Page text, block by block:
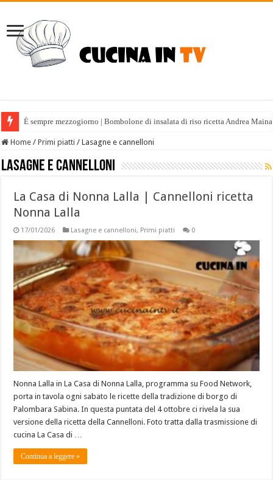
È sempre mezzogiorno | Bombolone di insalata di riso ricetta Andrea
Home / Primi piatti / Lasagne e cannelloni
Lasagne e cannelloni
La Casa di Nonna Lalla | Cannelloni ricetta
Nonna Lalla
17/01/2026 Lasagne e cannelloni, Primi piatti 0
Nonna Lalla in La Casa di Nonna Lalla, programma su Food Network,
porta in tavola ogni sabato le ricette della tradizione di borgo di
Palombara Sabina. In questa puntata del 4 ottobre ci rivela la sua
versione della ricetta della Cannelloni. Foto tratta dalla trasmissione di
cucina La Casa di …
Continua a leggere »